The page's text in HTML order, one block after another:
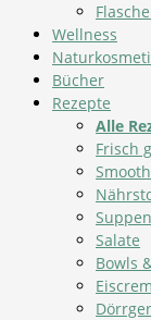
Wellness
Bücher
Rezepte
Alle
Frisch
Suppen
Salate
Bowls